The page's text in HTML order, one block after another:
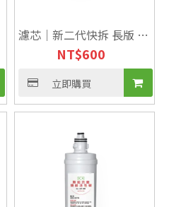
濾芯｜新二代快拆 長版 高
效燒結碳NT$600
立即購買